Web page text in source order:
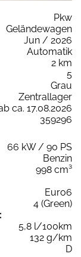
Pkw
Geländewagen
Jun / 2026
Automatik
2 km
5
Grau
Zentrallager
ca. 17.08.2026
359296
66 kW / 90 PS
Benzin
998 cm³
Euro6
4 (Green)
5,8 l/100km
132 g/km
D